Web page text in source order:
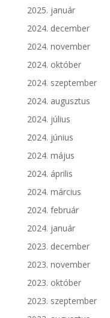
2025. január
2024. december
2024. november
2024. október
2024. szeptember
2024. augusztus
2024. július
2024. június
2024. május
2024. április
2024. március
2024. február
2024. január
2023. december
2023. november
2023. október
2023. szeptember